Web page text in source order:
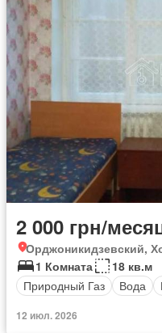
2 000 грн/
Орджоникидзевский,
1 Комната
18 кв.м
Природный Газ
Вода
12 июл. 2026